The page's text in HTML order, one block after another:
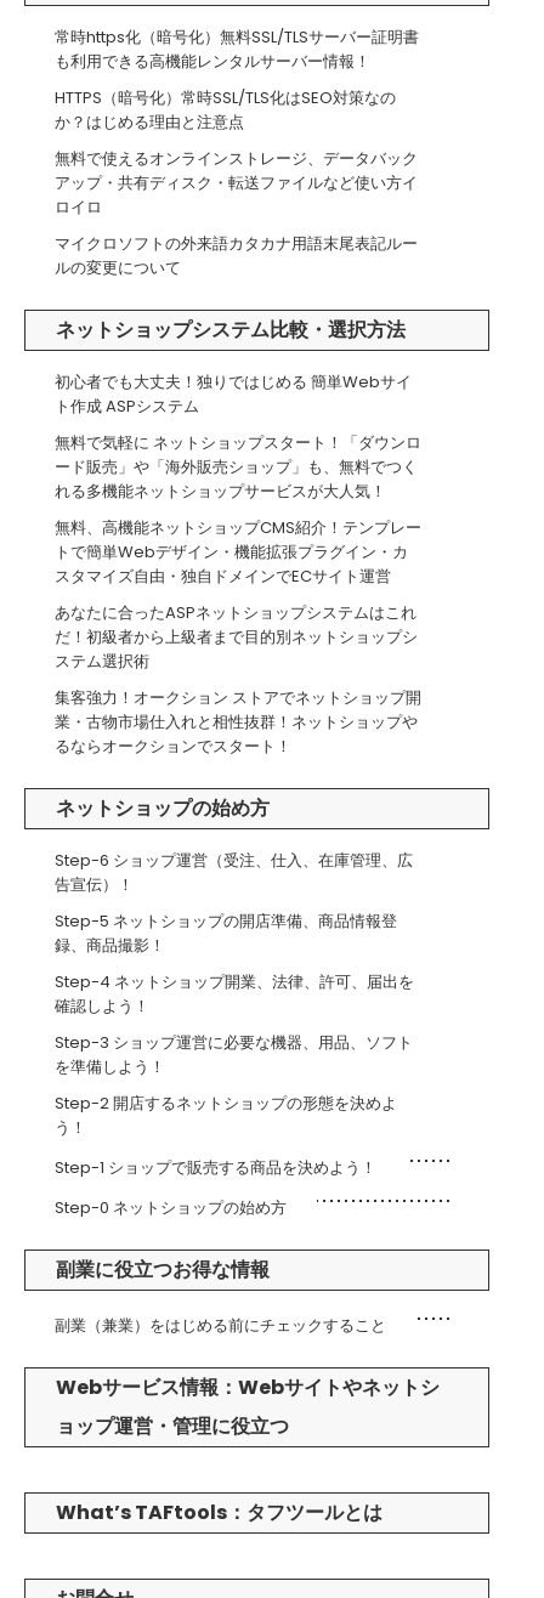
常時https化（暗号化）無料SSL/TLSサーバー証明書
も利用できる高機能レンタルサーバー情報！
HTTPS（暗号化）常時SSL/TLS化はSEO対策なの
か？はじめる理由と注意点
無料で使えるオンラインストレージ、データバック
アップ・共有ディスク・転送ファイルなど使い方イ
ロイロ
マイクロソフトの外来語カタカナ用語末尾表記ルー
ルの変更について
ネットショップシステム比較・選択方法
初心者でも大丈夫！独りではじめる 簡単Webサイ
ト作成 ASPシステム
無料で気軽に ネットショップスタート！「ダウンロ
ード販売」や「海外販売ショップ」も、無料でつく
れる多機能ネットショップサービスが大人気！
無料、高機能ネットショップCMS紹介！テンプレー
トで簡単Webデザイン・機能拡張プラグイン・カ
スタマイズ自由・独自ドメインでECサイト運営
あなたに合ったASPネットショップシステムはこれ
だ！初級者から上級者まで目的別ネットショップシ
ステム選択術
集客強力！オークション ストアでネットショップ開
業・古物市場仕入れと相性抜群！ネットショップや
るならオークションでスタート！
ネットショップの始め方
Step-6 ショップ運営（受注、仕入、在庫管理、広
告宣伝）！
Step-5 ネットショップの開店準備、商品情報登
録、商品撮影！
Step-4 ネットショップ開業、法律、許可、届出を
確認しよう！
Step-3 ショップ運営に必要な機器、用品、ソフト
を準備しよう！
Step-2 開店するネットショップの形態を決めよ
う！
Step-1 ショップで販売する商品を決めよう！
Step-0 ネットショップの始め方
副業に役立つお得な情報
副業（兼業）をはじめる前にチェックすること
Webサービス情報：Webサイトやネットシ
ョップ運営・管理に役立つ
What’s TAFtools：タフツールとは